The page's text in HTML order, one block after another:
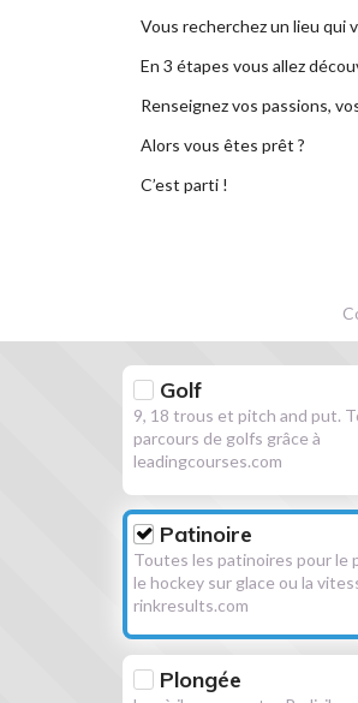
Vous recherchez un lieu qui
En 3 étapes vous allez
Renseignez vos passions,
Alors vous êtes prêt ?
C’est parti !
Golf
9, 18 trous et pitch and put.
parcours de golfs grâce à
leadingcourses.com
Patinoire
Toutes les patinoires pour le
le hockey sur glace ou la
rinkresults.com
Plongée